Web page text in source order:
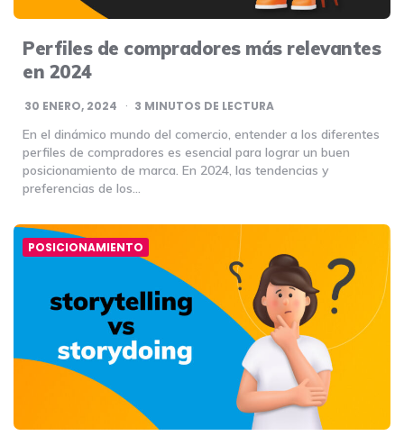
Perfiles de compradores más relevantes
en 2024
30 ENERO, 2024 3 MINUTOS DE LECTURA
En el dinámico mundo del comercio, entender a los diferentes
perfiles de compradores es esencial para lograr un buen
posicionamiento de marca. En 2024, las tendencias y
preferencias de los…
POSICIONAMIENTO